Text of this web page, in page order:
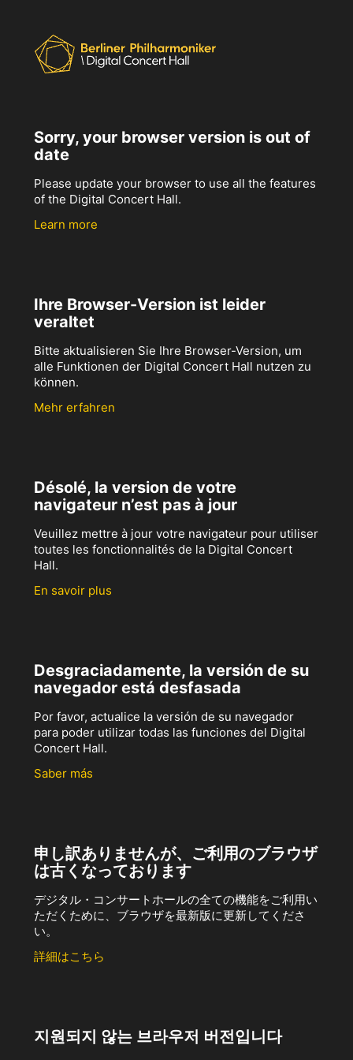
Sorry, your browser version is out of
date
Please update your browser to use all the features
of the Digital Concert Hall.
Learn more
Ihre Browser-Version ist leider
veraltet
Bitte aktualisieren Sie Ihre Browser-Version, um
alle Funktionen der Digital Concert Hall nutzen zu
können.
Mehr erfahren
Désolé, la version de votre
navigateur n’est pas à jour
Veuillez mettre à jour votre navigateur pour utiliser
toutes les fonctionnalités de la Digital Concert
Hall.
En savoir plus
Desgraciadamente, la versión de su
navegador está desfasada
Por favor, actualice la versión de su navegador
para poder utilizar todas las funciones del Digital
Concert Hall.
Saber más
申し訳ありませんが、ご利用のブラウザ
は古くなっております
デジタル・コンサートホールの全ての機能をご利用い
ただくために、ブラウザを最新版に更新してくださ
い。
詳細はこちら
지원되지 않는 브라우저 버전입니다